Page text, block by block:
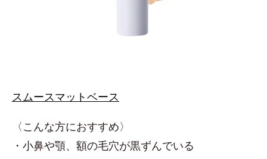
スムースマットベース
〈こんな方におすすめ〉
・小鼻や顎、額の毛穴が黒ずんでいる